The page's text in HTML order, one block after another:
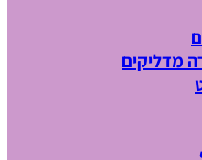
מדליקים